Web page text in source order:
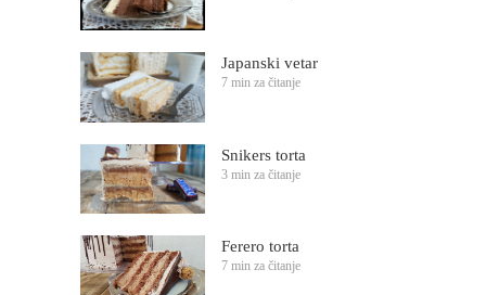
Japanski vetar
7 min za čitanje
Snikers torta
3 min za čitanje
Ferero torta
7 min za čitanje